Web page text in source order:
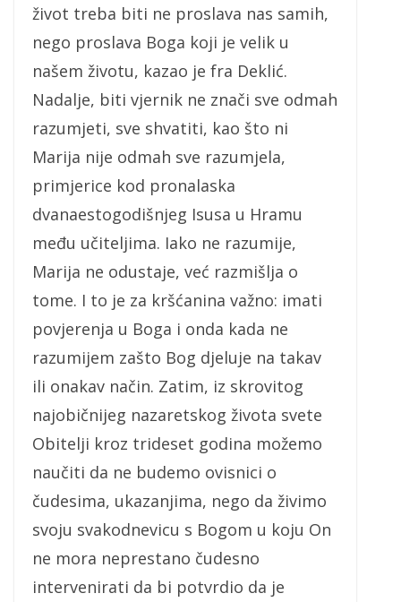
život treba biti ne proslava nas samih,
nego proslava Boga koji je velik u
našem životu, kazao je fra Deklić.
Nadalje, biti vjernik ne znači sve odmah
razumjeti, sve shvatiti, kao što ni
Marija nije odmah sve razumjela,
primjerice kod pronalaska
dvanaestogodišnjeg Isusa u Hramu
među učiteljima. Iako ne razumije,
Marija ne odustaje, već razmišlja o
tome. I to je za kršćanina važno: imati
povjerenja u Boga i onda kada ne
razumijem zašto Bog djeluje na takav
ili onakav način. Zatim, iz skrovitog
najobičnijeg nazaretskog života svete
Obitelji kroz trideset godina možemo
naučiti da ne budemo ovisnici o
čudesima, ukazanjima, nego da živimo
svoju svakodnevicu s Bogom u koju On
ne mora neprestano čudesno
intervenirati da bi potvrdio da je